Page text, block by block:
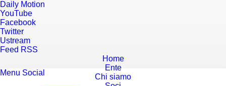
Daily Motion
YouTube
Facebook
Twitter
Ustream
Feed RSS
Home
Ente
Chi siamo
Menu Social